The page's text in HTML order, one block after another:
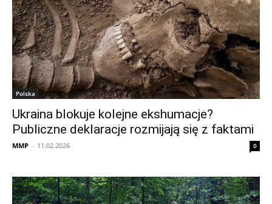
Polska
Ukraina blokuje kolejne ekshumacje?
Publiczne deklaracje rozmijają się z faktami
MMP - 11.02.2026 0